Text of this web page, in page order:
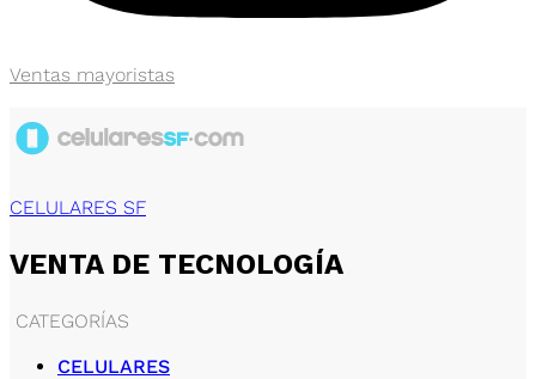
Ventas mayoristas
CELULARES SF
VENTA DE TECNOLOGÍA
CATEGORÍAS
CELULARES